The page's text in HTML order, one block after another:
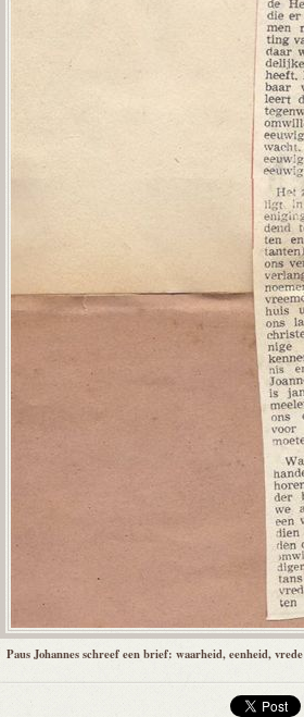
Paus Johannes schreef een brief: waarheid, eenheid, vrede